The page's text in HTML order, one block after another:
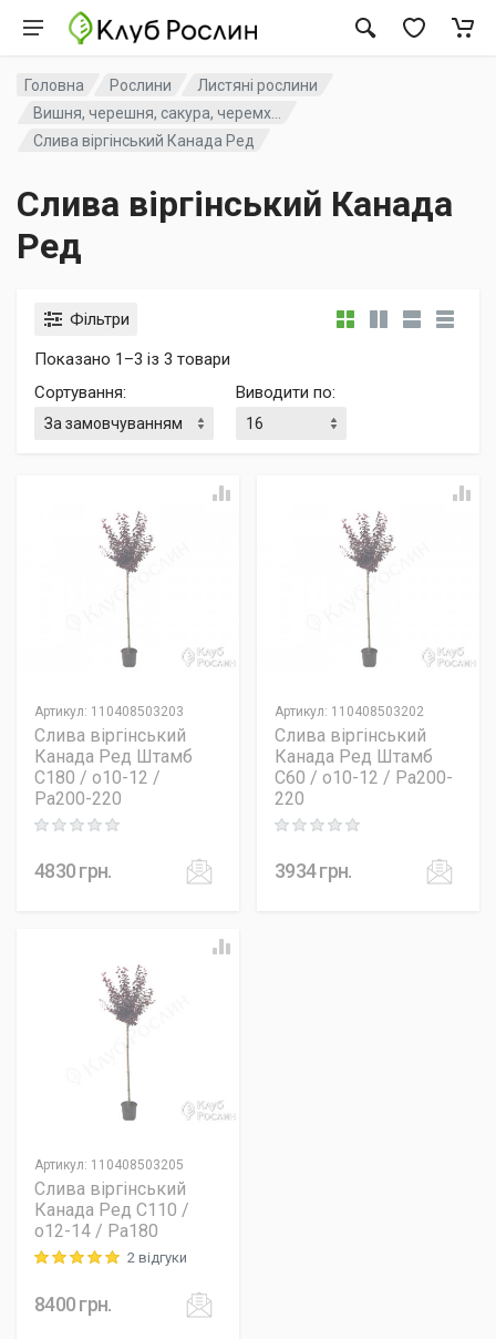
Головна Рослини
Листяні рослини
Вишня, черешня, сакура, черемх...
Слива віргінський Канада Ред
Слива віргінський Канада
Ред
Фільтри
Показано 1–3 із 3 товари
Сортування: Виводити по:
Артикул: 110408503203
Слива віргінський
Канада Ред Штамб
C180 / o10-12 /
Pa200-220
Rating: 0 out of 5
4830грн.
Артикул: 110408503202
Слива віргінський
Канада Ред Штамб
C60 / o10-12 / Pa200-
220
Rating: 0 out of 5
3934грн.
Артикул: 110408503205
Слива віргінський
Канада Ред C110 /
o12-14 / Pa180
Rating: 5 out of 52 відгуки
8400грн.